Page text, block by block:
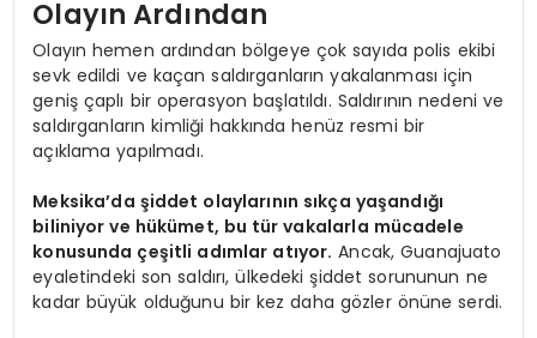
Olayın Ardından
Olayın hemen ardından bölgeye çok sayıda polis ekibi
sevk edildi ve kaçan saldırganların yakalanması için
geniş çaplı bir operasyon başlatıldı. Saldırının nedeni ve
saldırganların kimliği hakkında henüz resmi bir
açıklama yapılmadı.
Meksika’da şiddet olaylarının sıkça yaşandığı
biliniyor ve hükümet, bu tür vakalarla mücadele
konusunda çeşitli adımlar atıyor. Ancak, Guanajuato
eyaletindeki son saldırı, ülkedeki şiddet sorununun ne
kadar büyük olduğunu bir kez daha gözler önüne serdi.